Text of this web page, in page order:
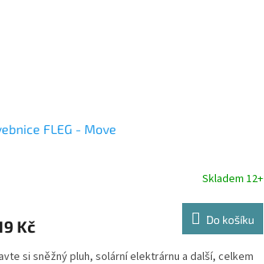
FLEG - Move
Skladem 12+
Kč Do košíku
si sněžný pluh, solární elektrárnu a další, celkem